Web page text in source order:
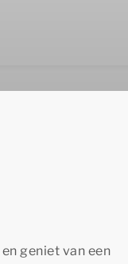
en geniet van een